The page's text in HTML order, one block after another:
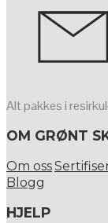
Alt pakkes i
OM GRØNT
Om oss
Blogg
HJELP